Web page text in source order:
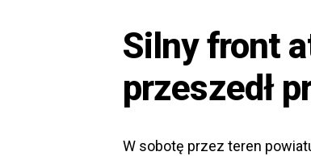
Silny front
przeszedł
W sobotę przez teren